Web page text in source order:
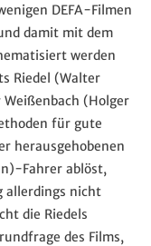
DEFA-Filmen
damit mit dem
werden
Riedel (Walter
(Holger
für gute
herausgehobenen
Fahrer ablöst,
allerdings nicht
die Riedels
des Films,